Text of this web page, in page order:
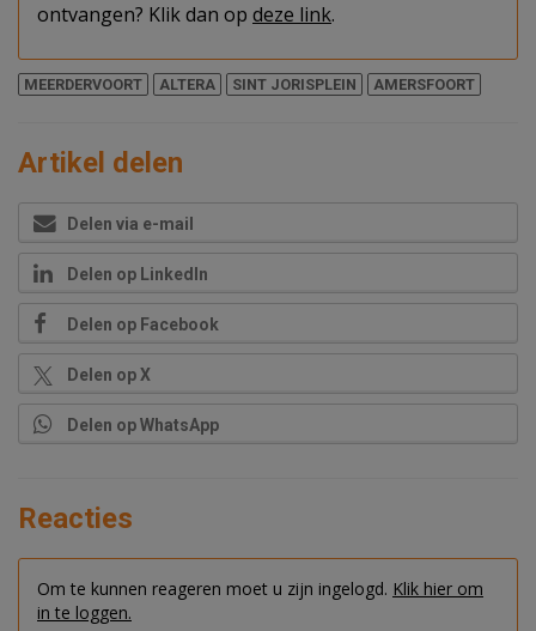
ontvangen? Klik dan op deze link.
MEERDERVOORT ALTERA SINT JORISPLEIN AMERSFOORT
Artikel delen
Delen via e-mail
Delen op LinkedIn
Delen op Facebook
Delen op X
Delen op WhatsApp
Reacties
Om te kunnen reageren moet u zijn ingelogd. Klik hier om
in te loggen.